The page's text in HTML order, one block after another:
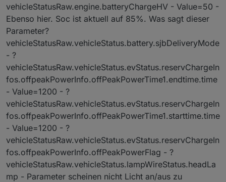
vehicleStatusRaw.engine.batteryChargeHV - Value=50 -
Ebenso hier. Soc ist aktuell auf 85%. Was sagt dieser
Parameter?
vehicleStatusRaw.vehicleStatus.battery.sjbDeliveryMode
- ?
vehicleStatusRaw.vehicleStatus.evStatus.reservChargeIn
fos.offpeakPowerInfo.offPeakPowerTime1.endtime.time
- Value=1200 - ?
vehicleStatusRaw.vehicleStatus.evStatus.reservChargeIn
fos.offpeakPowerInfo.offPeakPowerTime1.starttime.time
- Value=1200 - ?
vehicleStatusRaw.vehicleStatus.evStatus.reservChargeIn
fos.offpeakPowerInfo.offPeakPowerFlag - ?
vehicleStatusRaw.vehicleStatus.lampWireStatus.headLa
mp - Parameter scheinen nicht Licht an/aus zu